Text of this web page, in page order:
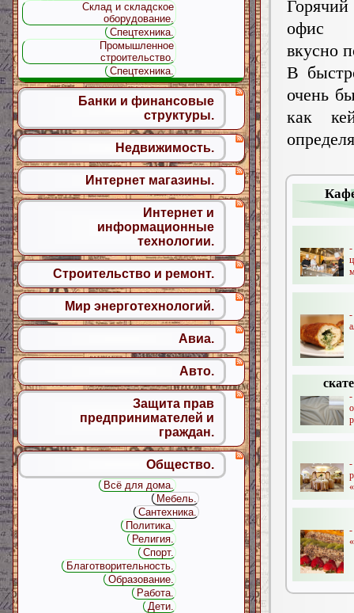
-
офис
вкусно
В
очень
как
Склад и складское
оборудование.
Спецтехника.
Промышленное
строительство.
Спецтехника.
Банки и финансовые
структуры.
Недвижимость.
Интернет магазины.
Интернет и
информационные
технологии.
Строительство и ремонт.
Мир энерготехнологий.
Авиа.
Авто.
Защита прав
предпринимателей и
граждан.
Общество.
Всё для дома.
Мебель.
Сантехника.
Политика.
Религия.
Спорт.
Благотворительность.
Образование.
Работа.
Дети.